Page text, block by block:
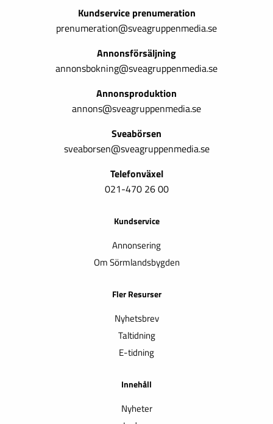
Kundservice prenumeration
prenumeration@sveagruppenmedia.se
Annonsförsäljning
annonsbokning@sveagruppenmedia.se
Annonsproduktion
annons@sveagruppenmedia.se
Sveabörsen
sveaborsen@sveagruppenmedia.se
Telefonväxel
021-470 26 00
Kundservice
Annonsering
Om Sörmlandsbygden
Fler Resurser
Nyhetsbrev
Taltidning
E-tidning
Innehåll
Nyheter